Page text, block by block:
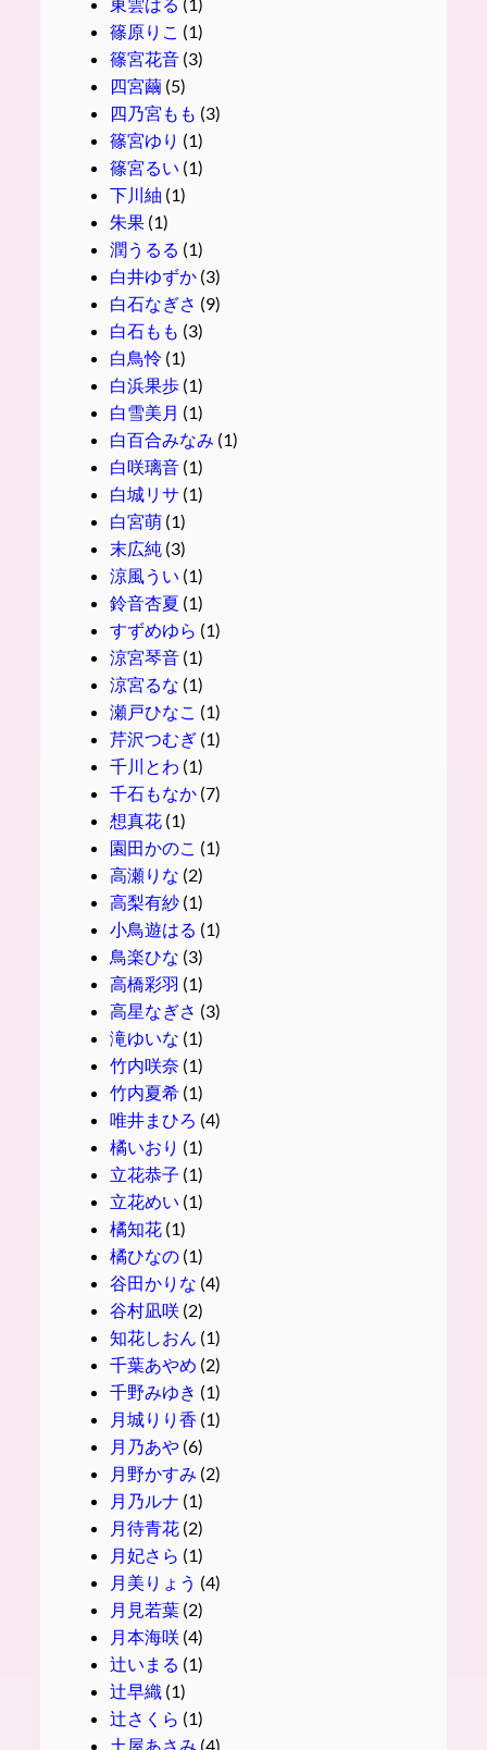
篠原りこ (1)
篠宮花音(3)
四宮繭(5)
四乃宮もも (3)
篠宮ゆり (1)
篠宮るい (1)
下川紬 (1)
朱果(1)
潤うるる (1)
白井ゆずか(3)
白石なぎさ (9)
白石もも (3)
白鳥怜(1)
白浜果歩(1)
白雪美月 (1)
白百合みなみ (1)
白咲璃音(1)
白城リサ (1)
白宮萌(1)
末広純 (3)
涼風うい (1)
鈴音杏夏 (1)
すずめゆら (1)
涼宮琴音(1)
涼宮るな (1)
瀬戸ひなこ (1)
芹沢つむぎ(1)
千川とわ (1)
千石もなか(7)
想真花(1)
園田かのこ (1)
高瀬りな (2)
高梨有紗(1)
小鳥遊はる (1)
鳥楽ひな (3)
高橋彩羽 (1)
高星なぎさ (3)
滝ゆいな (1)
竹内咲奈 (1)
竹内夏希(1)
唯井まひろ (4)
橘いおり (1)
立花恭子 (1)
立花めい (1)
橘知花(1)
橘ひなの(1)
谷田かりな (4)
谷村凪咲(2)
知花しおん (1)
千葉あやめ (2)
千野みゆき (1)
月城りり香 (1)
月乃あや(6)
月野かすみ (2)
月乃ルナ (1)
月待青花(2)
月妃さら (1)
月美りょう (4)
月見若葉(2)
月本海咲(4)
辻いまる (1)
辻早織 (1)
辻さくら (1)
土屋あさみ (4)